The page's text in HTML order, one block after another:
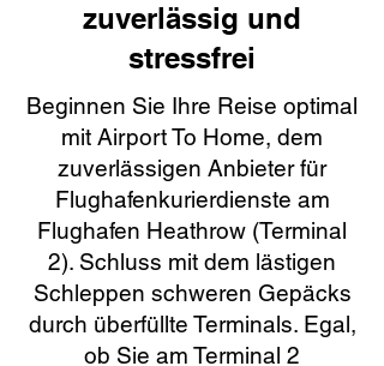
zuverlässig und
stressfrei
Beginnen Sie Ihre Reise optimal
mit Airport To Home, dem
zuverlässigen Anbieter für
Flughafenkurierdienste am
Flughafen Heathrow (Terminal
2). Schluss mit dem lästigen
Schleppen schweren Gepäcks
durch überfüllte Terminals. Egal,
ob Sie am Terminal 2